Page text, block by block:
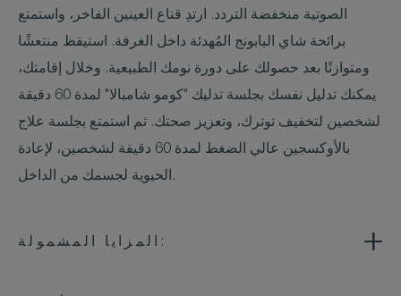
الصوتية منخفضة التردد. ارتدِ قناع العينين الفاخر، واستمتع
برائحة شاي البابونج المُهدئة داخل الغرفة. استيقظ منتعشًا
ومتوازنًا بعد حصولك على دورة نومك الطبيعية. وخلال إقامتك،
يمكنك تدليل نفسك بجلسة تدليك "كومو شامبالا" لمدة 60 دقيقة
لشخصين لتخفيف توترك، وتعزيز صحتك. ثم استمتع بجلسة علاج
بالأوكسجين عالي الضغط لمدة 60 دقيقة لشخصين، لإعادة
الحيوية لجسمك من الداخل.
المزايا المشمولة: